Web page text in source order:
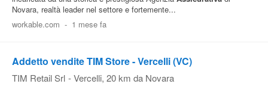
Novara, realtà leader nel settore e fortemente...
workable.com - 1 mese fa
Addetto vendite TIM Store - Vercelli (VC)
TIM Retail Srl - Vercelli, 20 km da Novara